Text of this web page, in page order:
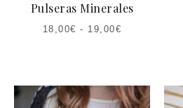
Pulseras Minerales
18,00€ - 19,00€